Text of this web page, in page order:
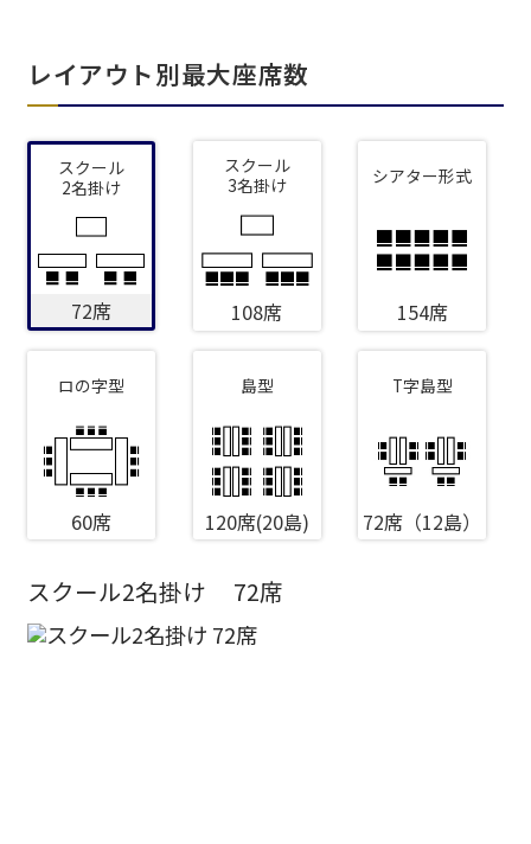
レイアウト別最大座席数
スクール
2名掛け
72席
スクール
3名掛け
108席
シアター形式
154席
ロの字型
60席
島型
120席(20島)
T字島型
72席（12島）
スクール2名掛け 72席